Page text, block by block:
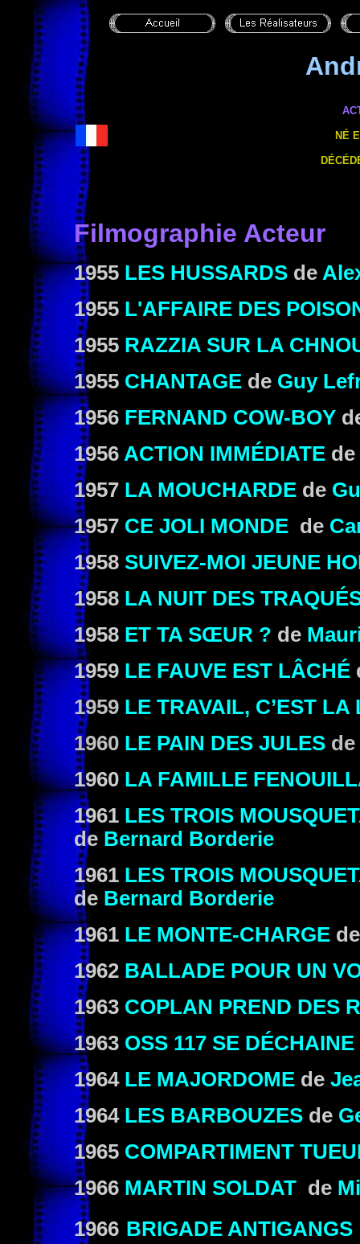
NÉ
Filmographie Acteur
1955 LES HUSSARDS de
1955 L'AFFAIRE DES
1955 RAZZIA SUR LA
1955 CHANTAGE de Guy
1956 FERNAND COW-BOY
1956 ACTION IMMÉDIATE de
1957 LA MOUCHARDE de
1957 CE JOLI MONDE de
1958 SUIVEZ-MOI JEUNE
1958 LA NUIT DES
1958 ET TA SŒUR ? de
1959 LE FAUVE EST LÂCHÉ
1959 LE TRAVAIL, C’EST LA
1960 LE PAIN DES JULES de
1960 LA FAMILLE
1961 LES TROIS
de Bernard Borderie
1961 LES TROIS
de Bernard Borderie
1961 LE MONTE-CHARGE
1962 BALLADE POUR UN
1963 COPLAN PREND DES
1963 OSS 117 SE DÉCHAINE
1964 LE MAJORDOME de
1964 LES BARBOUZES de
1965 COMPARTIMENT
1966 MARTIN SOLDAT de
1966 BRIGADE ANTIGANGS